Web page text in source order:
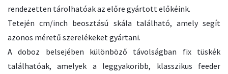
rendezetten tárolhatóak az előre gyártott előkéink.
Tetején cm/inch beosztású skála található, amely segít
azonos méretű szerelékeket gyártani.
A doboz belsejében különböző távolságban fix tüskék
találhatóak, amelyek a leggyakoribb, klasszikus feeder